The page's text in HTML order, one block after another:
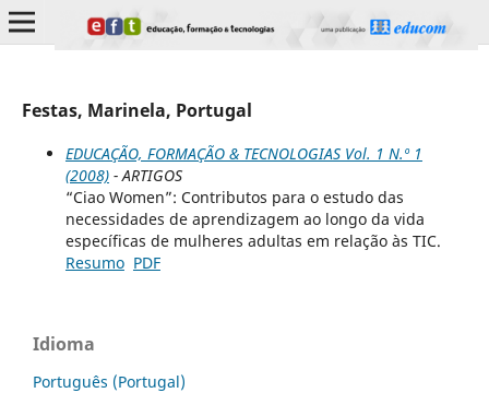
Festas, Marinela, Portugal
EDUCAÇÃO, FORMAÇÃO & TECNOLOGIAS Vol. 1 N.º 1
(2008)- ARTIGOS
“Ciao Women”: Contributos para o estudo das
necessidades de aprendizagem ao longo da vida
específicas de mulheres adultas em relação às TIC.
Resumo PDF
Idioma
Português (Portugal)